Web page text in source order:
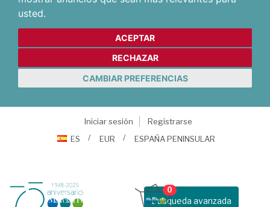
usted.
ACEPTAR
RECHAZAR
CAMBIAR PREFERENCIAS
Iniciar sesión
Registrarse
ES
EUR ESPAÑA PENINSULAR
Busqueda avanzada
0